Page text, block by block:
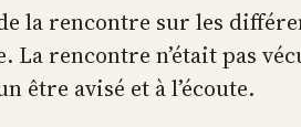
la rencontre sur les
La rencontre n’était pas
être avisé et à l’écoute.